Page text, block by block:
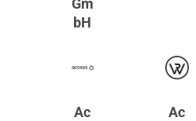
Gm
bH
Ac
Ac